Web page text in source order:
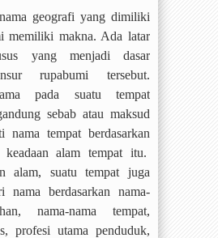
geografi yang dimiliki
memiliki makna. Ada latar
yang menjadi dasar
rupabumi tersebut.
pada suatu tempat
sebab atau maksud
nama tempat berdasarkan
alam tempat itu.
alam, suatu tempat juga
nama berdasarkan nama-
nama-nama tempat,
profesi utama penduduk,